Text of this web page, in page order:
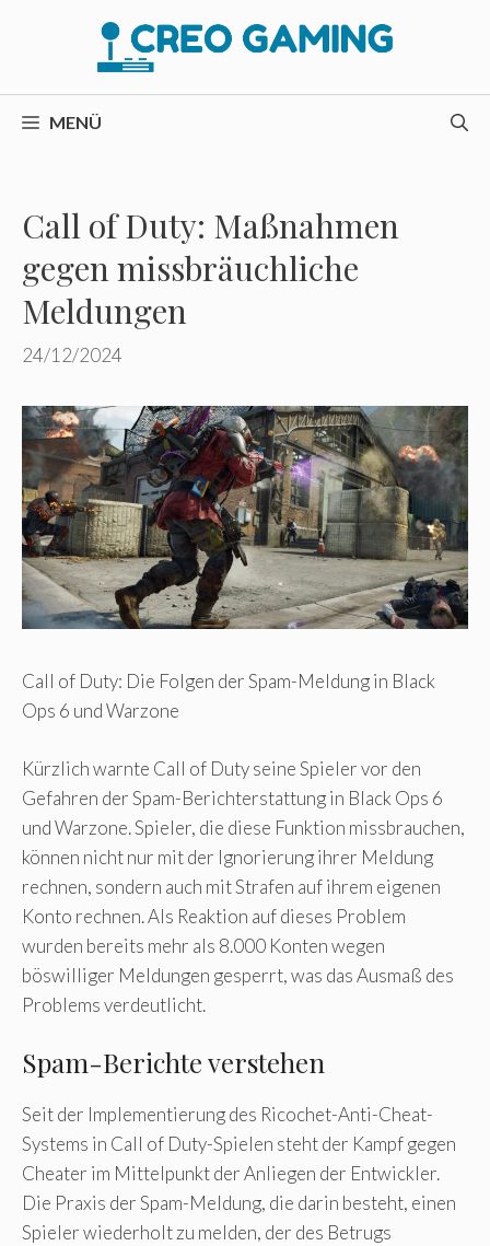
MENÜ
Call of Duty: Maßnahmen
gegen missbräuchliche
Meldungen
24/12/2024
Call of Duty: Die Folgen der Spam-Meldung in Black
Ops 6 und Warzone
Kürzlich warnte Call of Duty seine Spieler vor den
Gefahren der Spam-Berichterstattung in Black Ops 6
und Warzone. Spieler, die diese Funktion missbrauchen,
können nicht nur mit der Ignorierung ihrer Meldung
rechnen, sondern auch mit Strafen auf ihrem eigenen
Konto rechnen. Als Reaktion auf dieses Problem
wurden bereits mehr als 8.000 Konten wegen
böswilliger Meldungen gesperrt, was das Ausmaß des
Problems verdeutlicht.
Spam-Berichte verstehen
Seit der Implementierung des Ricochet-Anti-Cheat-
Systems in Call of Duty-Spielen steht der Kampf gegen
Cheater im Mittelpunkt der Anliegen der Entwickler.
Die Praxis der Spam-Meldung, die darin besteht, einen
Spieler wiederholt zu melden, der des Betrugs